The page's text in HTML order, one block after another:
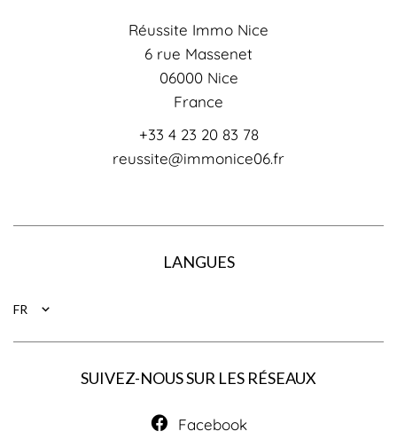
Réussite Immo Nice
6 rue Massenet
06000Nice
France
+33 4 23 20 83 78
reussite@immonice06.fr
LANGUES
FR
SUIVEZ-NOUS SUR LES RÉSEAUX
Facebook